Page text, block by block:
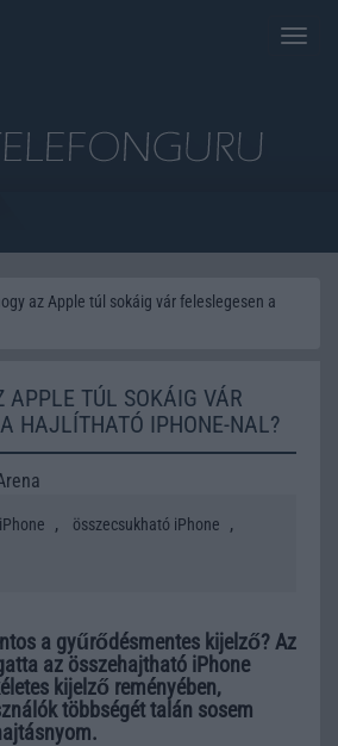
Toggle
az Apple túl sokáig vár feleslegesen a
APPLE TÚL SOKÁIG VÁR
HAJLÍTHATÓ IPHONE-NAL?
, összecsukható iPhone ,
a gyűrődésmentes kijelző? Az
az összehajtható iPhone
kijelző reményében,
többségét talán sosem